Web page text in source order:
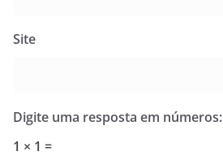
Site
Digite uma resposta em números:
1 × 1 =